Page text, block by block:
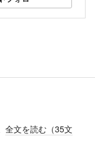
全文を読む（35文